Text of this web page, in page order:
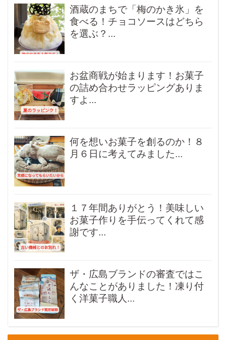
酒蔵のまちで「梅のかき氷」を
食べる！チョコソースはどちら
を選ぶ？...
お盆商戦が始まります！お菓子
の詰め合わせラッピングありま
すよ...
何を想いお菓子を創るのか！８
月６日に考えてみました...
１７年間ありがとう！美味しい
お菓子作りを手伝ってくれて感
謝です...
ザ・広島ブランドの審査ではこ
んなことがありました！凍り付
く洋菓子職人...